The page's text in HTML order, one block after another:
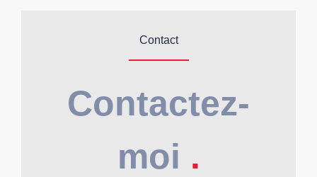
Contact
Contactez-
moi .